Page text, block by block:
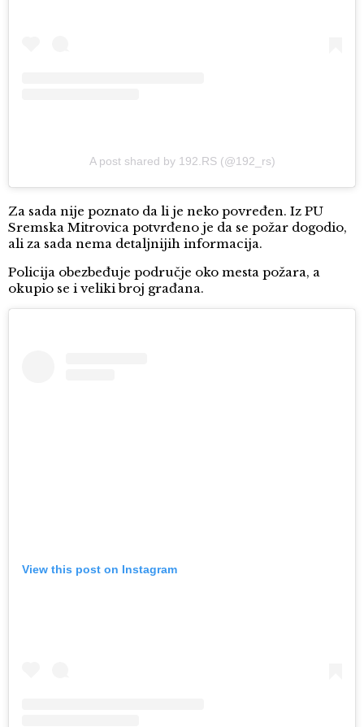
A post shared by 192.RS (@192_rs)
Za sada nije poznato da li je neko povređen. Iz PU
Sremska Mitrovica potvrđeno je da se požar dogodio,
ali za sada nema detaljnijih informacija.
Policija obezbeđuje područje oko mesta požara, a
okupio se i veliki broj građana.
View this post on Instagram